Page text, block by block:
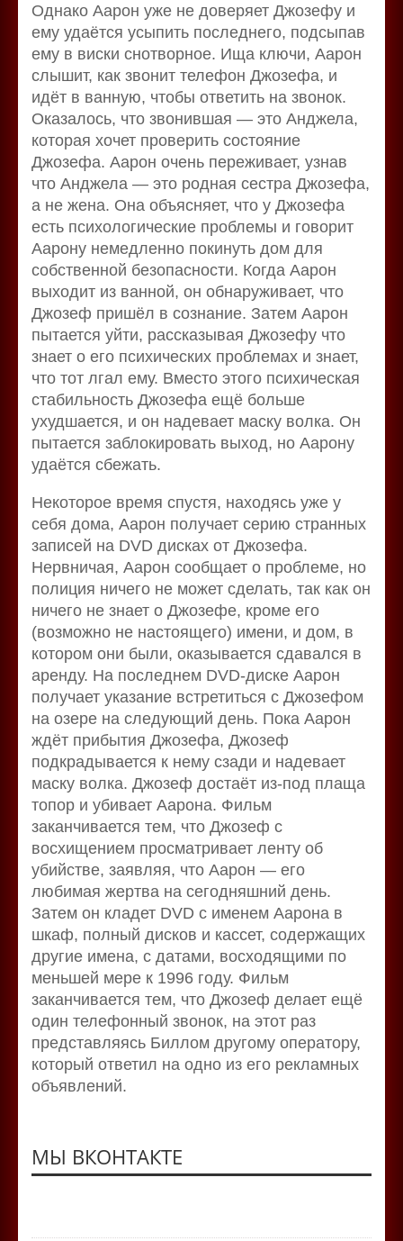
Однако Аарон уже не доверяет Джозефу и
ему удаётся усыпить последнего, подсыпав
ему в виски снотворное. Ища ключи, Аарон
слышит, как звонит телефон Джозефа, и
идёт в ванную, чтобы ответить на звонок.
Оказалось, что звонившая — это Анджела,
которая хочет проверить состояние
Джозефа. Аарон очень переживает, узнав
что Анджела — это родная сестра Джозефа,
а не жена. Она объясняет, что у Джозефа
есть психологические проблемы и говорит
Аарону немедленно покинуть дом для
собственной безопасности. Когда Аарон
выходит из ванной, он обнаруживает, что
Джозеф пришёл в сознание. Затем Аарон
пытается уйти, рассказывая Джозефу что
знает о его психических проблемах и знает,
что тот лгал ему. Вместо этого психическая
стабильность Джозефа ещё больше
ухудшается, и он надевает маску волка. Он
пытается заблокировать выход, но Аарону
удаётся сбежать.
Некоторое время спустя, находясь уже у
себя дома, Аарон получает серию странных
записей на DVD дисках от Джозефа.
Нервничая, Аарон сообщает о проблеме, но
полиция ничего не может сделать, так как он
ничего не знает о Джозефе, кроме его
(возможно не настоящего) имени, и дом, в
котором они были, оказывается сдавался в
аренду. На последнем DVD-диске Аарон
получает указание встретиться с Джозефом
на озере на следующий день. Пока Аарон
ждёт прибытия Джозефа, Джозеф
подкрадывается к нему сзади и надевает
маску волка. Джозеф достаёт из-под плаща
топор и убивает Аарона. Фильм
заканчивается тем, что Джозеф с
восхищением просматривает ленту об
убийстве, заявляя, что Аарон — его
любимая жертва на сегодняшний день.
Затем он кладет DVD с именем Аарона в
шкаф, полный дисков и кассет, содержащих
другие имена, с датами, восходящими по
меньшей мере к 1996 году. Фильм
заканчивается тем, что Джозеф делает ещё
один телефонный звонок, на этот раз
представляясь Биллом другому оператору,
который ответил на одно из его рекламных
объявлений.
МЫ ВКОНТАКТЕ